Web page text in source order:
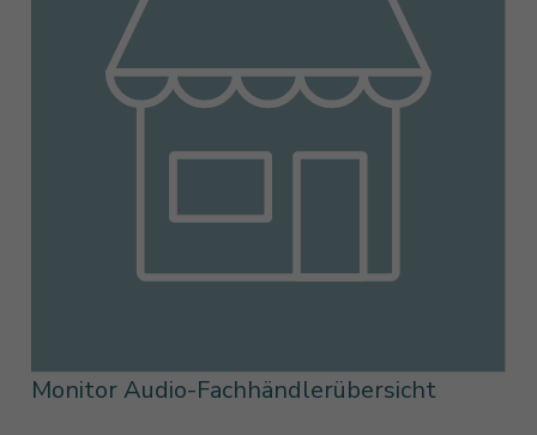
Monitor Audio-Fachhändlerübersicht